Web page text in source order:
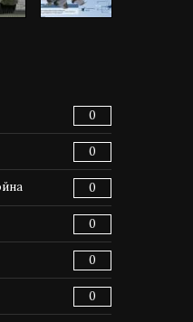
0
0
0
0
0
0